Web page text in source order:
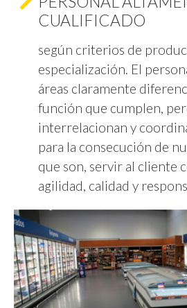
CUALIFICADO
según criterios de
especialización. El
áreas claramente
función que cumplen,
interrelacionan y
para la consecución de
que son, servir al cliente
agilidad, calidad y